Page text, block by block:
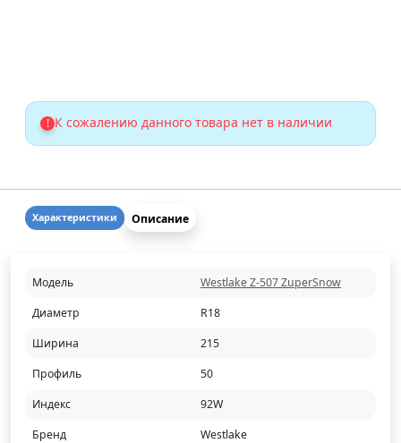
! К сожалению данного товара нет в наличии
Характеристики Описание
Модель
Westlake Z-507 ZuperSnow
Диаметр
R18
Ширина
215
Профиль
50
Индекс
92W
Бренд
Westlake